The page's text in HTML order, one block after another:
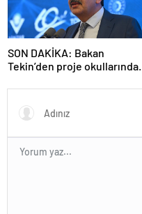
SON DAKİKA: Bakan
Tekin’den proje okullarındaki